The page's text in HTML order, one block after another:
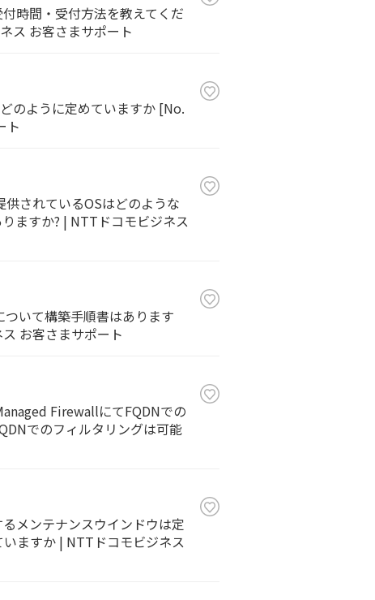
時間・受付方法を教えてくだ
ス お客さまサポート
のように定めていますか [No.
ト
されているOSはどのような
ますか? | NTTドコモビジネス
いて構築手順書はあります
お客さまサポート
FirewallにてFQDNでの
でのフィルタリングは可能
メンテナンスウインドウは定
ますか | NTTドコモビジネス